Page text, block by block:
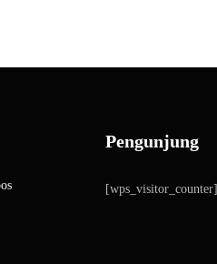
Pengunjung
[wps_visitor_counter]